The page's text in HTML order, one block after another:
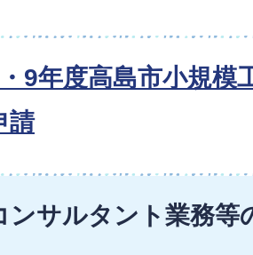
9年度高島市小規模
請
ンサルタント業務等